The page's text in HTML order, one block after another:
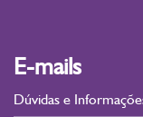
E-mails
Dúvidas e